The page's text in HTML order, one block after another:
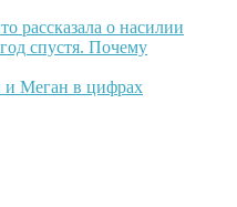
рассказала о насилии
спустя. Почему
и Меган в цифрах